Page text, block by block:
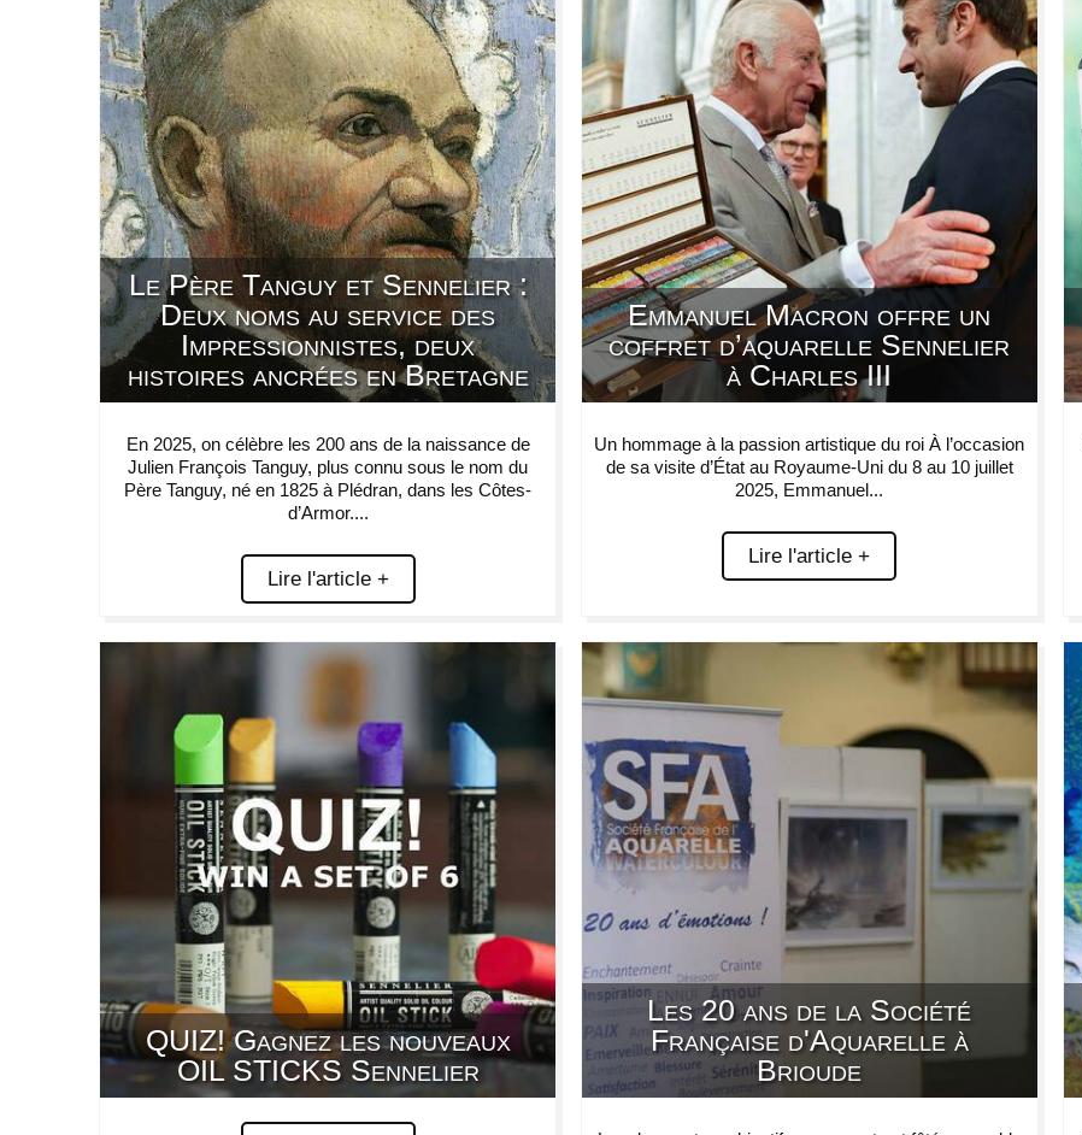
Le Père Tanguy et Sennelier :
Deux noms au service des
Impressionnistes, deux
histoires ancrées en Bretagne
En 2025, on célèbre les 200 ans de la naissance de
Julien François Tanguy, plus connu sous le nom du
Père Tanguy, né en 1825 à Plédran, dans les Côtes-
d’Armor....
Lire l'article +
Emmanuel Macron offre un
coffret d’aquarelle Sennelier
à Charles III
Un hommage à la passion artistique du roi À l’occasion
de sa visite d’État au Royaume-Uni du 8 au 10 juillet
2025, Emmanuel...
Lire l'article +
QUIZ! Gagnez les nouveaux
OIL STICKS Sennelier
Les 20 ans de la Société
Française d'Aquarelle à
Brioude